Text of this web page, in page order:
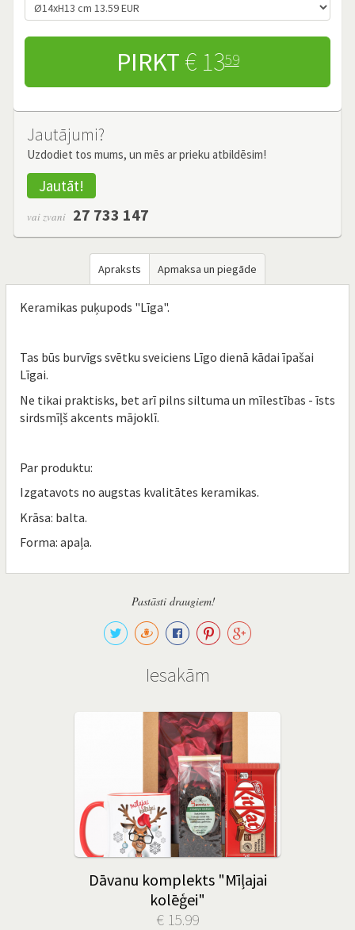
PIRKT € 1359
Jautājumi?
Uzdodiet tos mums, un mēs ar prieku atbildēsim!
Jautāt!
vai zvani 27 733 147
Apraksts Apmaksa un piegāde
Keramikas puķupods "Līga".
Tas būs burvīgs svētku sveiciens Līgo dienā kādai īpašai
Līgai.
Ne tikai praktisks, bet arī pilns siltuma un mīlestības - īsts
sirdsmīļš akcents mājoklī.
Par produktu:
Izgatavots no augstas kvalitātes keramikas.
Krāsa: balta.
Forma: apaļa.
Pastāsti draugiem!
Iesakām
Dāvanu komplekts "Mīļajai
kolēģei"
€ 15.99